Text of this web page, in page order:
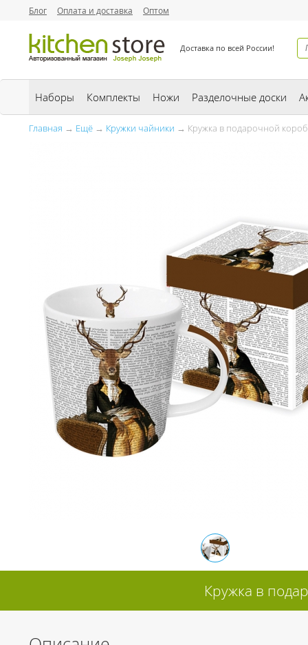
Блог Оплата и доставка Оптом
Доставка по всей России!
Наборы Комплекты Ножи Разделочные доски
Главная → Ещё → Кружки чайники → Кружка в подарочной
Кружка в